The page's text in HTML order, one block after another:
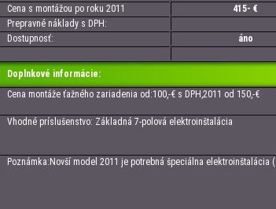
Cena s montážou po roku 2011
415- €
Prepravné náklady s DPH:
Dostupnosť:
áno
Doplnkové informácie:
Cena montáže ťažného zariadenia od:100,-€ s DPH,2011 od 150,-€
Vhodné príslušenstvo: Základná 7-polová elektroinštalácia
Poznámka:Novší model 2011 je potrebná špeciálna elektroinštalácia (